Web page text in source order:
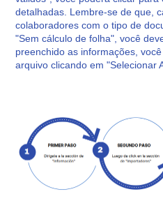
detalhadas. Lembre-se de que,
colaboradores com o tipo de
"Sem cálculo de folha", você
preenchido as informações,
arquivo clicando em "Selecionar